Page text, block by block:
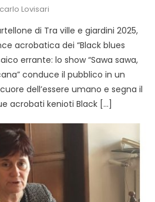
Lovisari
di Tra ville e giardini 2025,
acrobatica dei “Black blues
errante: lo show “Sawa sawa,
conduce il pubblico in un
dell’essere umano e segna il
acrobati kenioti Black […]